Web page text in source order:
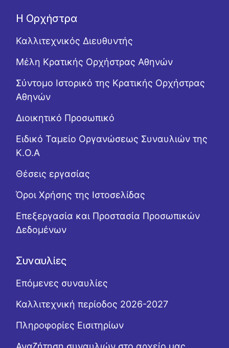
Η Ορχήστρα
Καλλιτεχνικός Διευθυντής
Μέλη Κρατικής Ορχήστρας Αθηνών
Σύντομο Ιστορικό της Κρατικής Ορχήστρας
Αθηνών
Διοικητικό Προσωπικό
Ειδικό Ταμείο Οργανώσεως Συναυλιών της
Κ.Ο.Α
Θέσεις εργασίας
Όροι Χρήσης της Ιστοσελίδας
Επεξεργασία και Προστασία Προσωπικών
Δεδομένων
Συναυλίες
Επόμενες συναυλίες
Καλλιτεχνική περίοδος 2026-2027
Πληροφορίες Εισιτηρίων